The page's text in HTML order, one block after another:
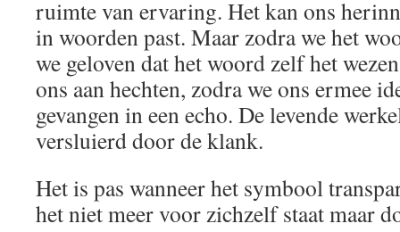
ruimte van ervaring. Het kan ons
in woorden past. Maar zodra we het
we geloven dat het woord zelf het
ons aan hechten, zodra we ons ermee
gevangen in een echo. De levende
versluierd door de klank.
Het is pas wanneer het symbool
het niet meer voor zichzelf staat maar